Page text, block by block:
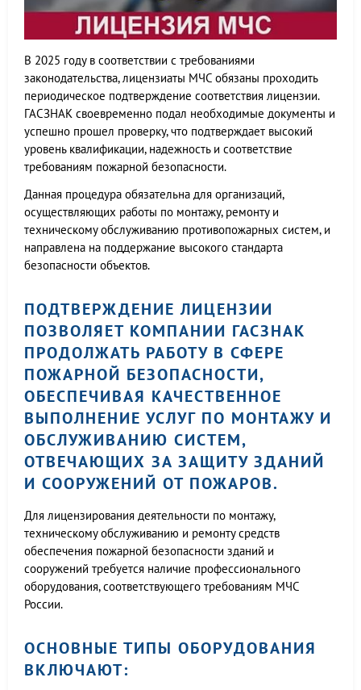
В 2025 году в соответствии с требованиями
законодательства, лицензиаты МЧС обязаны проходить
периодическое подтверждение соответствия лицензии.
ГАСЗНАК своевременно подал необходимые документы и
успешно прошел проверку, что подтверждает высокий
уровень квалификации, надежность и соответствие
требованиям пожарной безопасности.
Данная процедура обязательна для организаций,
осуществляющих работы по монтажу, ремонту и
техническому обслуживанию противопожарных систем, и
направлена на поддержание высокого стандарта
безопасности объектов.
ПОДТВЕРЖДЕНИЕ ЛИЦЕНЗИИ
ПОЗВОЛЯЕТ КОМПАНИИ ГАСЗНАК
ПРОДОЛЖАТЬ РАБОТУ В СФЕРЕ
ПОЖАРНОЙ БЕЗОПАСНОСТИ,
ОБЕСПЕЧИВАЯ КАЧЕСТВЕННОЕ
ВЫПОЛНЕНИЕ УСЛУГ ПО МОНТАЖУ И
ОБСЛУЖИВАНИЮ СИСТЕМ,
ОТВЕЧАЮЩИХ ЗА ЗАЩИТУ ЗДАНИЙ
И СООРУЖЕНИЙ ОТ ПОЖАРОВ.
Для лицензирования деятельности по монтажу,
техническому обслуживанию и ремонту средств
обеспечения пожарной безопасности зданий и
сооружений требуется наличие профессионального
оборудования, соответствующего требованиям МЧС
России.
ОСНОВНЫЕ ТИПЫ ОБОРУДОВАНИЯ
ВКЛЮЧАЮТ: